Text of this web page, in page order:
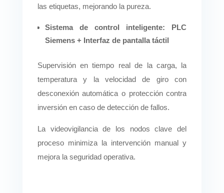
las etiquetas, mejorando la pureza.
Sistema de control inteligente: PLC
Siemens + Interfaz de pantalla táctil
Supervisión en tiempo real de la carga, la
temperatura y la velocidad de giro con
desconexión automática o protección contra
inversión en caso de detección de fallos.
La videovigilancia de los nodos clave del
proceso minimiza la intervención manual y
mejora la seguridad operativa.